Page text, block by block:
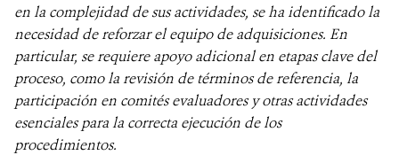
en la complejidad de sus actividades, se ha identificado la
necesidad de reforzar el equipo de adquisiciones. En
particular, se requiere apoyo adicional en etapas clave del
proceso, como la revisión de términos de referencia, la
participación en comités evaluadores y otras actividades
esenciales para la correcta ejecución de los
procedimientos.